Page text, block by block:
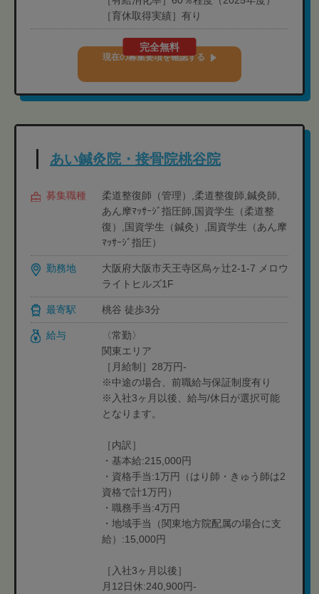
［育休取得実績］有り
完全無料
現在の募集要項を確認する
あい鍼灸院・接骨院桃谷院
募集職種
柔道整復師（管理）,柔道整復師,鍼灸師,
あん摩ﾏｯｻｰｼﾞ指圧師,国資学生（柔道整
復）,国資学生（鍼灸）,国資学生（あん摩
ﾏｯｻｰｼﾞ指圧）
勤務地
大阪府大阪市天王寺区烏ヶ辻2-1-7 メロウ
ライトヒルズ1F
最寄駅 桃谷 徒歩3分
給与
〈常勤〉
関東エリア
［月給制］28万円-
※中途の場合、前職給与保証制度有り
※入社3ヶ月以後、給与/休日が選択可能
となります。
［内訳］
・基本給:215,000円
・資格手当:1万円（はり師・きゅう師は2
資格で計1万円）
・職務手当:4万円
・地域手当（関東地方院配属の場合に支
給）:15,000円
［入社3ヶ月以後］
月12日休:240,900円-